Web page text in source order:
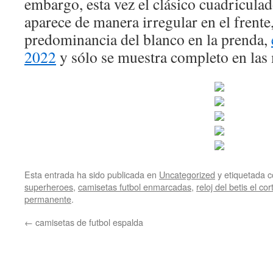
aparece de manera irregular en el
predominancia del blanco en la prenda,
2022 y sólo se muestra completo en las
Esta entrada ha sido publicada en Uncategorized y etiquetada
superheroes, camisetas futbol enmarcadas, reloj del betis el
permanente.
← camisetas de futbol espalda